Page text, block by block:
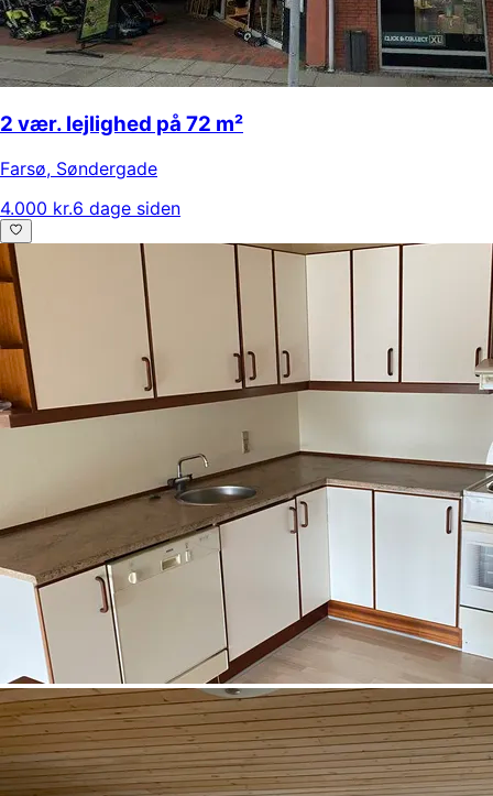
2 vær. lejlighed på 72 m²
Farsø, Søndergade
4.000 kr.6 dage siden